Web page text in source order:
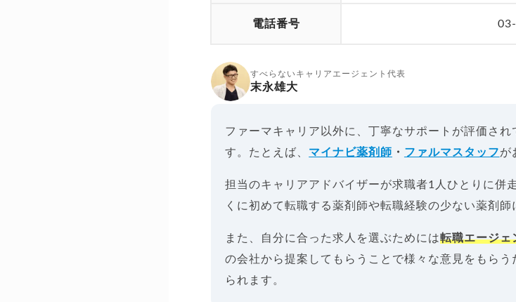
電話番号
すべらないキャリアエージェント代表
末永雄大
ファーマキャリア以外に、丁寧なサポートが評価さ
す。たとえば、 マイナビ薬剤師 ・ ファルマスタッフが
担当のキャリアアドバイザーが求職者1人ひとりに併
くに初めて転職する薬剤師や転職経験の少ない薬剤師
また、自分に合った求人を選ぶためには転職エージェ
の会社から提案してもらうことで様々な意見をもら
られます。